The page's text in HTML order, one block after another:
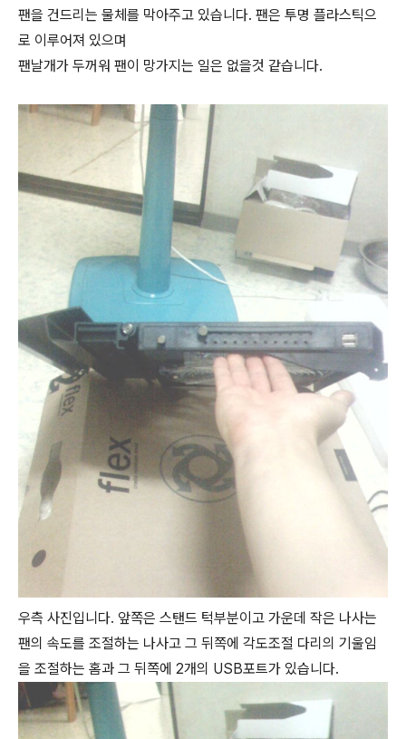
팬을 건드리는 물체를 막아주고 있습니다. 팬은 투명 플라스틱으
로 이루어져 있으며
팬날개가 두꺼워 팬이 망가지는 일은 없을것 같습니다.
우측 사진입니다. 앞쪽은 스탠드 턱부분이고 가운데 작은 나사는
팬의 속도를 조절하는 나사고 그 뒤쪽에 각도조절 다리의 기울임
을 조절하는 홈과 그 뒤쪽에 2개의 USB포트가 있습니다.